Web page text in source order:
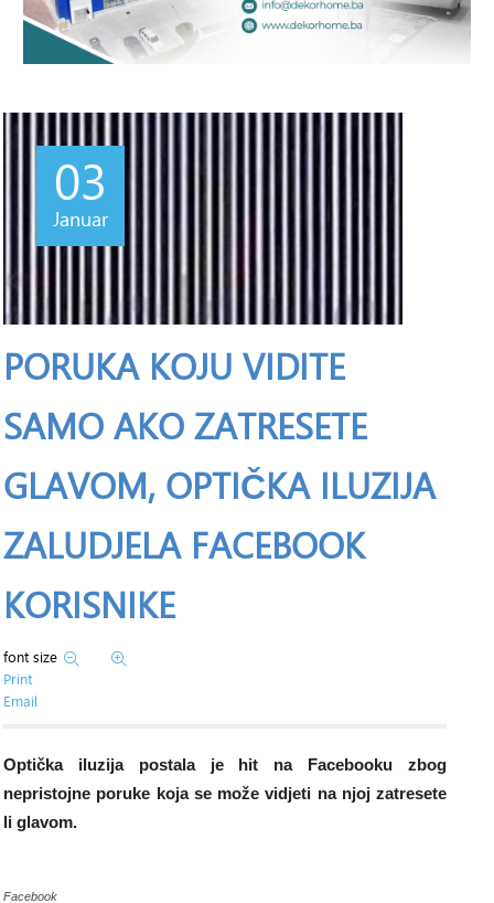
03
Januar
PORUKA KOJU VIDITE
SAMO AKO ZATRESETE
GLAVOM, OPTIČKA ILUZIJA
ZALUDJELA FACEBOOK
KORISNIKE
font size
Print
Email
Optička iluzija postala je hit na Facebooku zbog
nepristojne poruke koja se može vidjeti na njoj zatresete
li glavom.
Facebook